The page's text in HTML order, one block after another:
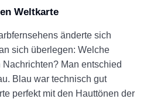
Weltkarte
änderte sich
sich überlegen: Welche
Man entschied
Blau war technisch gut
perfekt mit den Hauttönen der